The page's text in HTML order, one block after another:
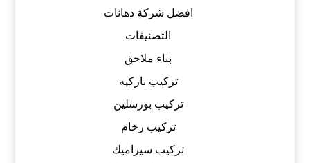
افضل شركة دهانات
التصنيفات
بناء ملاحق
تركيب باركيه
تركيب بورسلين
تركيب رخام
تركيب سيراميك